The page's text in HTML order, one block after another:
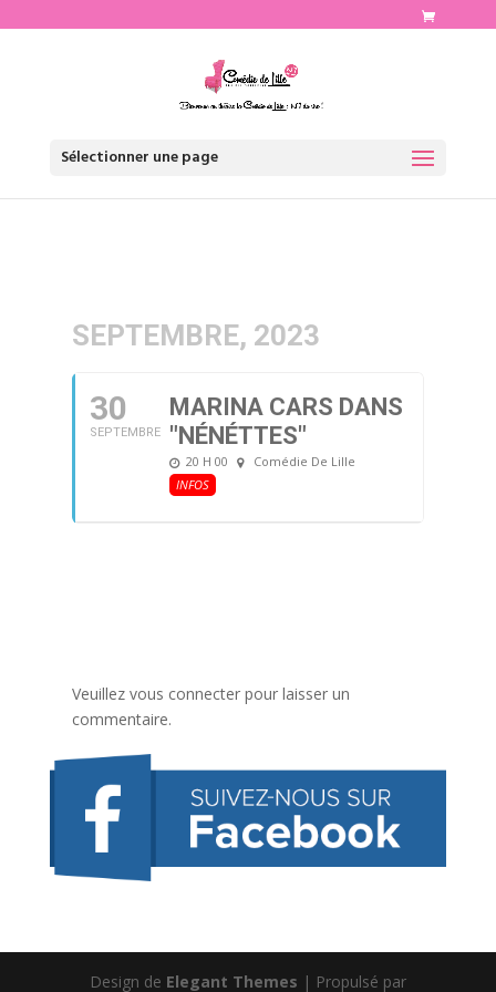
Sélectionner une page
SEPTEMBRE, 2023
30
SEPTEMBRE
MARINA CARS DANS
"NÉNÉTTES"
20 H 00
Comédie De Lille
INFOS
Veuillez vous connecter pour laisser un
commentaire.
Design de Elegant Themes | Propulsé par